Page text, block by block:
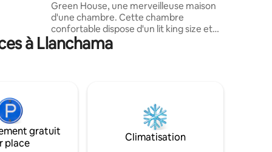
Green House, une merveilleuse maison
d'une chambre. Cette chambre
confortable dispose d'un lit king size et
d'un canapé-lit, idéal pour les petites
familles. Profitez du confort de notre wifi
rafraîchissante pour après une longue
journée de tourisme ou de travail. Green
House est équipé pour rendre votre
séjour inoubliable !
à Llanchama
gratuit
place
Climatisation